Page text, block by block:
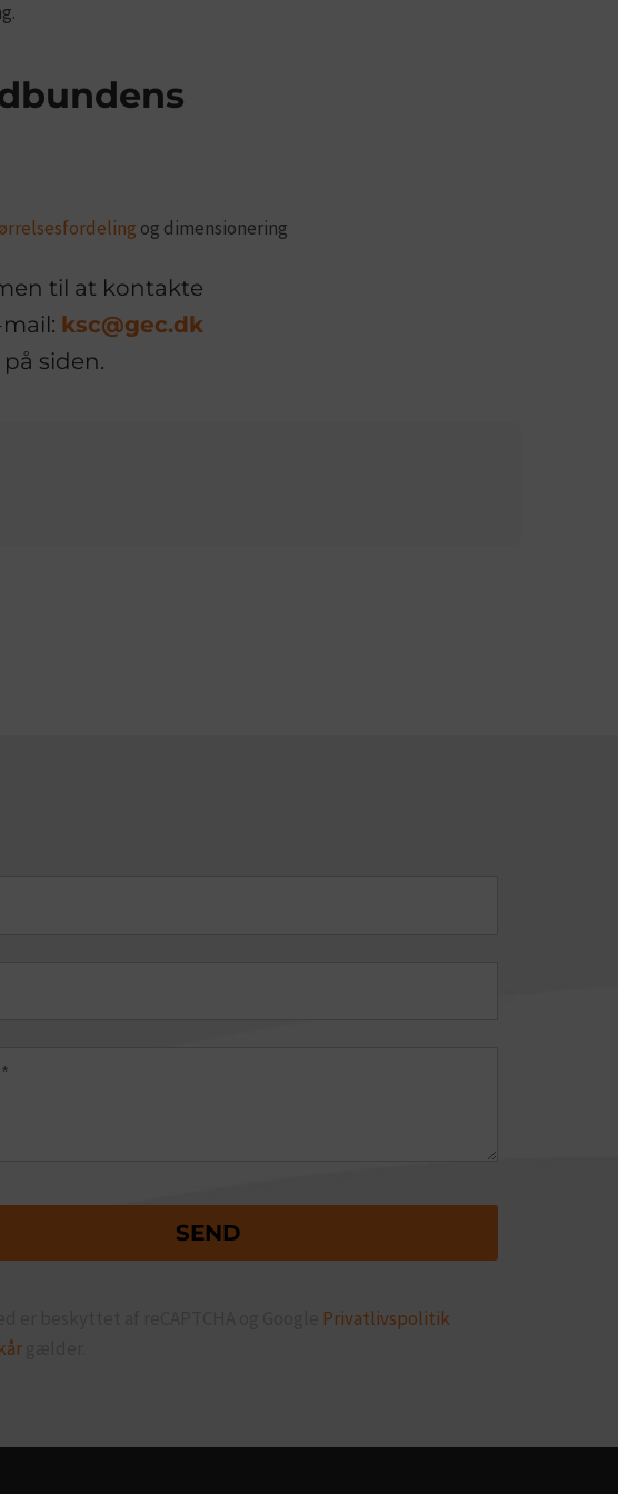
og dimensionering
til at kontakte
mail: ksc@gec.dk
siden.
Privatlivspolitik